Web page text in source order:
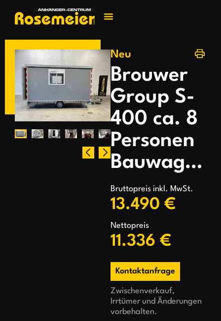
Neu
Brouwer
Group S-
400 ca. 8
Personen
Bauwagen
Bruttopreis inkl. MwSt.
13.490 €
Nettopreis
11.336 €
Kontaktanfrage
Zwischenverkauf,
Irrtümer und Änderungen
vorbehalten.